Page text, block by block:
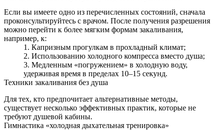
Если вы имеете одно из перечисленных состояний, сначала
проконсультируйтесь с врачом. После получения разрешения
можно перейти к более мягким формам закаливания,
например, к:
Капризным прогулкам в прохладный климат;
Использованию холодного компресса вместо душа;
Медленным «погружением» в холодную воду,
удерживая время в пределах 10–15 секунд.
Техники закаливания без душа
Для тех, кто предпочитает альтернативные методы,
существует несколько эффективных практик, которые не
требуют душевой кабины.
Гимнастика «холодная дыхательная тренировка»